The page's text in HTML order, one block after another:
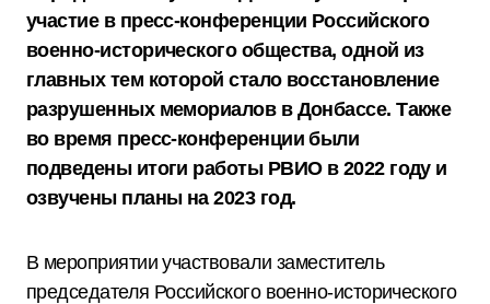
участие в пресс-конференции Российского
военно-исторического общества, одной из
главных тем которой стало восстановление
разрушенных мемориалов в Донбассе. Также
во время пресс-конференции были
подведены итоги работы РВИО в 2022 году и
озвучены планы на 2023 год.
В мероприятии участвовали заместитель
председателя Российского военно-исторического